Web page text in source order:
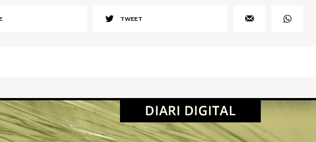
TWEET